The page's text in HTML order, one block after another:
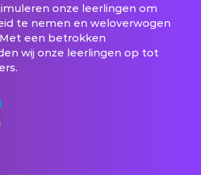
onze leerlingen om
te nemen en weloverwogen
een betrokken
wij onze leerlingen op tot